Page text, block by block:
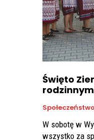
Święto
Społeczeństwo
W sobotę w
wszystko za